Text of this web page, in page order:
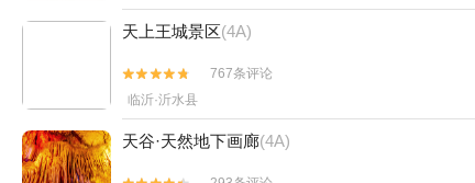
天上王城景区(4A)


767条评论
临沂·沂水县
天谷·天然地下画廊(4A)